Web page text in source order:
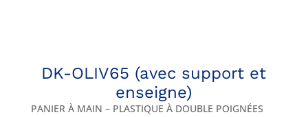
DK-OLIV65 (avec support et
enseigne)
PANIER À MAIN – PLASTIQUE À DOUBLE POIGNÉES